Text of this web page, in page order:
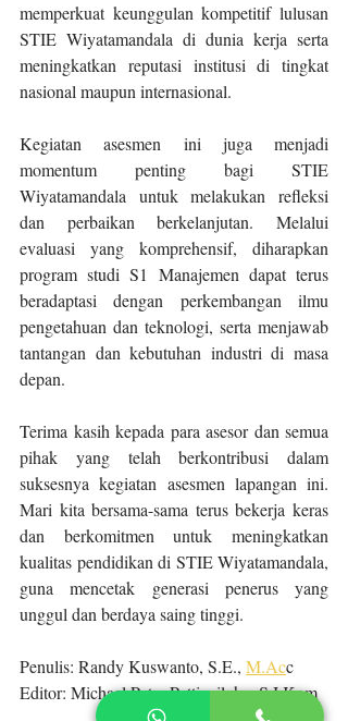
memperkuat keunggulan kompetitif lulusan
STIE Wiyatamandala di dunia kerja serta
meningkatkan reputasi institusi di tingkat
nasional maupun internasional.
Kegiatan asesmen ini juga menjadi
momentum penting bagi STIE
Wiyatamandala untuk melakukan refleksi
dan perbaikan berkelanjutan. Melalui
evaluasi yang komprehensif, diharapkan
program studi S1 Manajemen dapat terus
beradaptasi dengan perkembangan ilmu
pengetahuan dan teknologi, serta menjawab
tantangan dan kebutuhan industri di masa
depan.
Terima kasih kepada para asesor dan semua
pihak yang telah berkontribusi dalam
suksesnya kegiatan asesmen lapangan ini.
Mari kita bersama-sama terus bekerja keras
dan berkomitmen untuk meningkatkan
kualitas pendidikan di STIE Wiyatamandala,
guna mencetak generasi penerus yang
unggul dan berdaya saing tinggi.
Penulis: Randy Kuswanto, S.E., M.Acc
Editor: Michael Petra Pattipeilohy, S.I.Kom